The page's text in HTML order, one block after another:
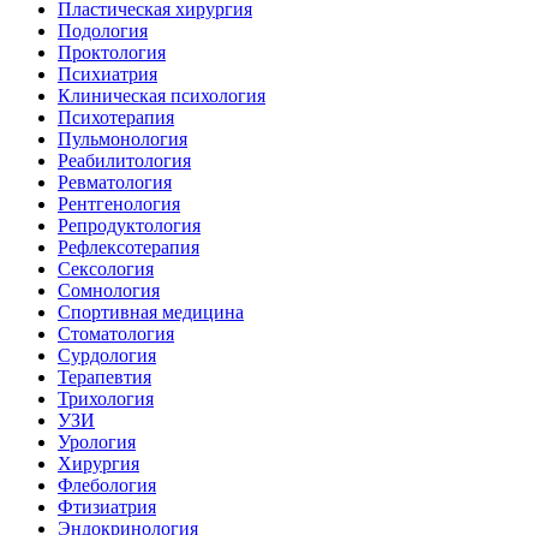
Пластическая хирургия
Подология
Проктология
Психиатрия
Клиническая психология
Психотерапия
Пульмонология
Реабилитология
Ревматология
Рентгенология
Репродуктология
Рефлексотерапия
Сексология
Сомнология
Спортивная медицина
Стоматология
Сурдология
Терапевтия
Трихология
УЗИ
Урология
Хирургия
Флебология
Фтизиатрия
Эндокринология